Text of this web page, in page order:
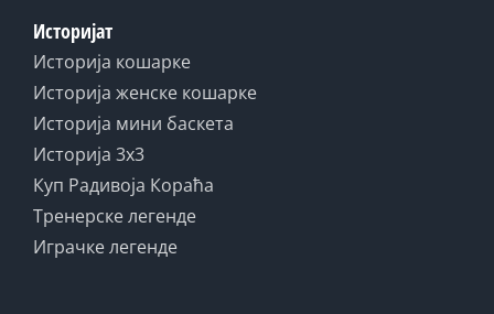
Историјат
Историја кошарке
Историја женске кошарке
Историја мини баскета
Историја 3x3
Куп Радивоја Кораћа
Тренерске легенде
Играчке легенде